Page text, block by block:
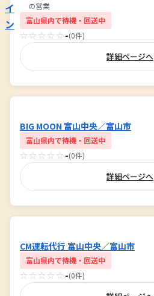
イ
ン
の営業
富山県内で待機・回送中
☆☆☆☆☆ -(0件)
詳細ページへ
BIG MOON 富山中央／富山市
富山県内で待機・回送中
☆☆☆☆☆ -(0件)
詳細ページへ
CM運転代行 富山中央／富山市
富山県内で待機・回送中
☆☆☆☆☆ -(0件)